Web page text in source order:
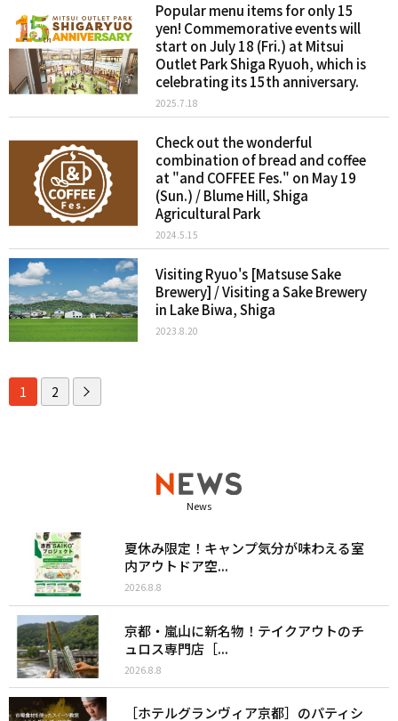
Popular menu items for only 15
yen! Commemorative events will
start on July 18 (Fri.) at Mitsui
Outlet Park Shiga Ryuoh, which is
celebrating its 15th anniversary.
2025.7.18
Check out the wonderful
combination of bread and coffee
at "and COFFEE Fes." on May 19
(Sun.) / Blume Hill, Shiga
Agricultural Park
2024.5.15
Visiting Ryuo's [Matsuse Sake
Brewery] / Visiting a Sake Brewery
in Lake Biwa, Shiga
2023.8.20
1 2
News
夏休み限定！キャンプ気分が味わえる室
内アウトドア空...
2026.8.8
京都・嵐山に新名物！テイクアウトのチ
ュロス専門店［...
2026.8.8
［ホテルグランヴィア京都］のパティシ